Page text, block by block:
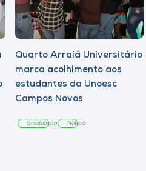
Quarto Arraiá Universitário
marca acolhimento aos
estudantes da Unoesc
Campos Novos
Graduação Notícia